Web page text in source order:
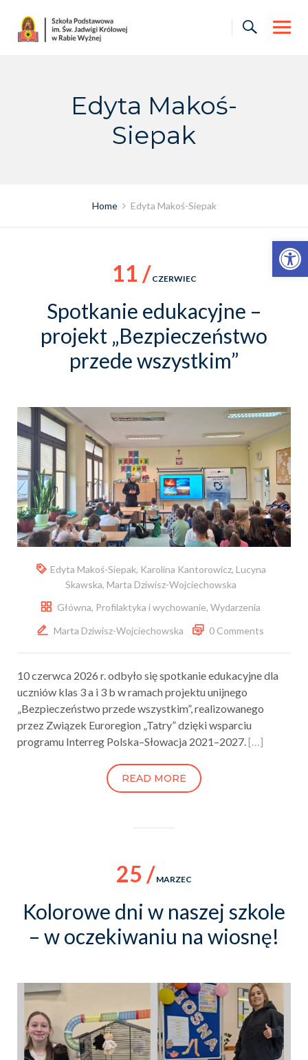
Otwórz pasek narzędzi
content
Edyta Makoś-
Siepak
Home Edyta Makoś-Siepak
11 / CZERWIEC
Spotkanie edukacyjne –
projekt „Bezpieczeństwo
przede wszystkim”
Edyta Makoś-Siepak, Karolina Kantorowicz, Lucyna
Skawska, Marta Dziwisz-Wojciechowska
Główna, Profilaktyka i wychowanie, Wydarzenia
Marta Dziwisz-Wojciechowska
0 Comments
10 czerwca 2026 r. odbyło się spotkanie edukacyjne dla
uczniów klas 3 a i 3 b w ramach projektu unijnego
„Bezpieczeństwo przede wszystkim”, realizowanego
przez Związek Euroregion „Tatry” dzięki wsparciu
programu Interreg Polska–Słowacja 2021–2027. […]
READ MORE
25 / MARZEC
Kolorowe dni w naszej szkole
– w oczekiwaniu na wiosnę!